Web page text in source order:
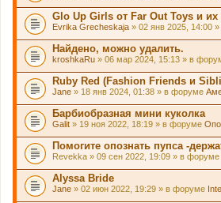
Glo Up Girls от Far Out Toys и
Evrika Grecheskaja » 02 янв 2025, 14:00
Найдено, можно удалить.
kroshkaRu » 06 мар 2024, 15:13 » в
Ruby Red (Fashion Friends и
Jane » 18 янв 2024, 01:38 » в форуме
Барбиобразная мини куколка
Galit » 19 ноя 2022, 18:19 » в форуме
Помогите опознать пупса -
Revekka » 09 сен 2022, 19:09 » в форуме
Alyssa Bride
Jane » 02 июн 2022, 19:29 » в форуме